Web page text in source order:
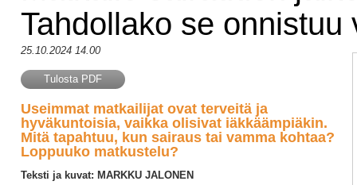
Tahdollako se onnistuu
25.10.2024 14.00
Tulosta PDF
Useimmat matkailijat ovat terveitä ja
hyväkuntoisia, vaikka olisivat iäkkäämpiäkin.
Mitä tapahtuu, kun sairaus tai vamma kohtaa?
Loppuuko matkustelu?
Teksti ja kuvat: MARKKU JALONEN